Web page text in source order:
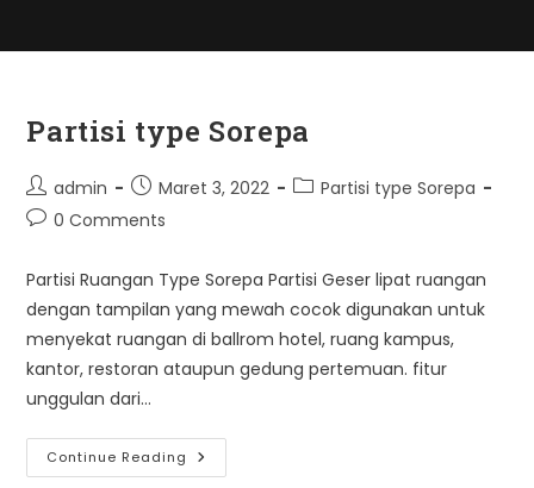
Partisi type Sorepa
Post
author:
admin
Post
published:
Maret 3, 2022
PostPartisi type Sorepa
Post0 Comments
Partisi Ruangan Type Sorepa Partisi Geser lipat ruangan
dengan tampilan yang mewah cocok digunakan untuk
menyekat ruangan di ballrom hotel, ruang kampus,
kantor, restoran ataupun gedung pertemuan. fitur
unggulan dari…
Continue Reading Partisi
Type